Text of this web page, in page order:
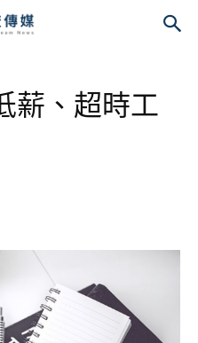
薪、超時工